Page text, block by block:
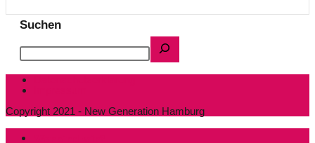
Suchen
Copyright 2021 - New Generation Hamburg